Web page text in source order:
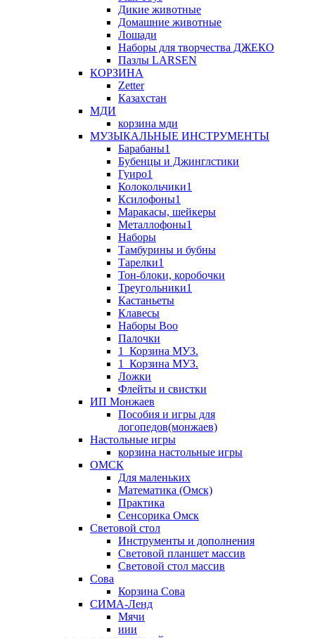
Дикие животные
Домашние животные
Лошади
Наборы для творчества ДЖЕКО
Пазлы LARSEN
КОРЗИНА
Zetter
Казахстан
МДИ
корзина мди
МУЗЫКАЛЬНЫЕ ИНСТРУМЕНТЫ
Барабаны1
Бубенцы и Джинглстики
Гуиро1
Колокольчики1
Ксилофоны1
Маракасы, шейкеры
Металлофоны1
Наборы
Тамбурины и бубны
Тарелки1
Тон-блоки, коробочки
Треугольники1
Кастаньеты
Клавесы
Наборы Boo
Палочки
1_Корзина МУЗ.
1_Корзина МУЗ.
Ложки
Флейты и свистки
ИП Монжаев
Пособия и игры для
логопедов(монжаев)
Настольные игры
корзина настольные игры
ОМСК
Для маленьких
Математика (Омск)
Практика
Сенсорика Омск
Световой стол
Инструменты и дополнения
Световой планшет массив
Световой стол массив
Сова
Корзина Сова
СИМА-Ленд
Мячи
иии